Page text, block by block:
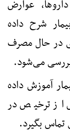
عوارض
شرح داده
در حال مصرف
بررسی می‌شود.
آموزش داده
از ترخیص در
بگیرد.